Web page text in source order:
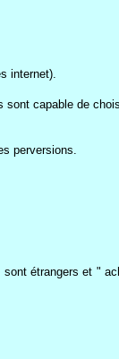
internet).
capable de
perversions.
étrangers et "